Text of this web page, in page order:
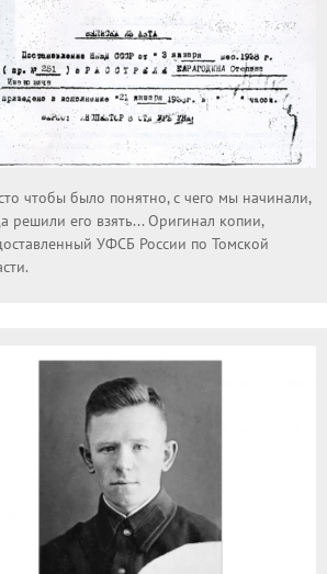
чтобы было понятно, с чего мы начинали,
решили его взять... Оригинал копии,
УФСБ России по Томской